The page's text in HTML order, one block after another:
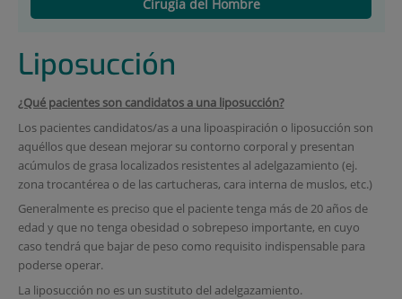
Cirugía del Hombre
Liposucción
¿Qué pacientes son candidatos a una liposucción?
Los pacientes candidatos/as a una lipoaspiración o liposucción son
aquéllos que desean mejorar su contorno corporal y presentan
acúmulos de grasa localizados resistentes al adelgazamiento (ej.
zona trocantérea o de las cartucheras, cara interna de muslos, etc.)
Generalmente es preciso que el paciente tenga más de 20 años de
edad y que no tenga obesidad o sobrepeso importante, en cuyo
caso tendrá que bajar de peso como requisito indispensable para
poderse operar.
La liposucción no es un sustituto del adelgazamiento.